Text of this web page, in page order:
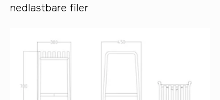
nedlastbare filer